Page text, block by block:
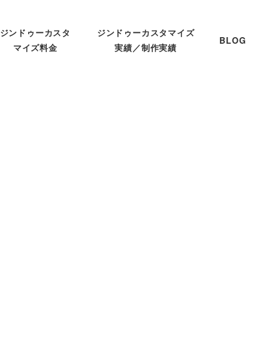
ジンドゥーカスタ
マイズ料金
ジンドゥーカスタマイズ
実績／制作実績
BLOG